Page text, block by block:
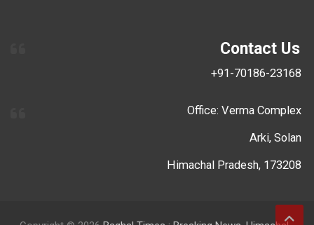
Contact Us
+91-70186-23168
Office: Verma Complex
Arki, Solan
Himachal Pradesh, 173208